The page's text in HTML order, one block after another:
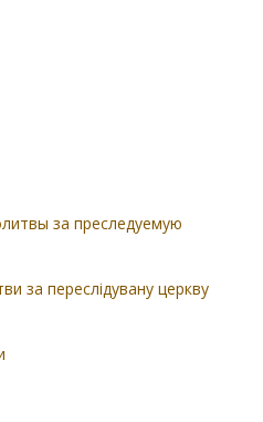
за преследуемую
за переслідувану церкву